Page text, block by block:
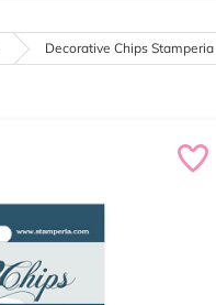
Decorative Chips Stamperia